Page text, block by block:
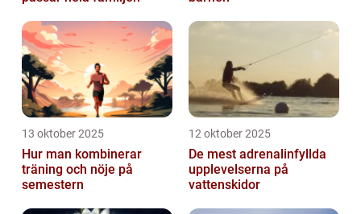
13 oktober 2025
Hur man kombinerar
träning och nöje på
semestern
12 oktober 2025
De mest adrenalinfyllda
upplevelserna på
vattenskidor